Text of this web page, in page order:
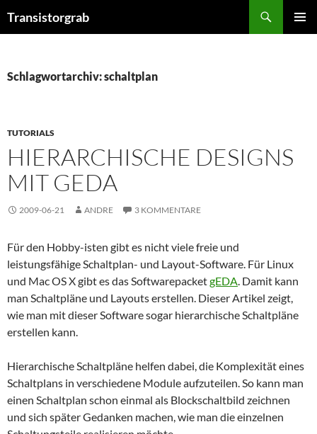
Inhalt
Transistorgrab
Schlagwortarchiv: schaltplan
TUTORIALS
HIERARCHISCHE DESIGNS
MIT GEDA
2009-06-21 ANDRE 3 KOMMENTARE
Für den Hobby-isten gibt es nicht viele freie und
leistungsfähige Schaltplan- und Layout-Software. Für Linux
und Mac OS X gibt es das SoftwarepacketgEDA. Damit kann
man Schaltpläne und Layouts erstellen. Dieser Artikel zeigt,
wie man mit dieser Software sogar hierarchische Schaltpläne
erstellen kann.
Hierarchische Schaltpläne helfen dabei, die Komplexität eines
Schaltplans in verschiedene Module aufzuteilen. So kann man
einen Schaltplan schon einmal als Blockschaltbild zeichnen
und sich später Gedanken machen, wie man die einzelnen